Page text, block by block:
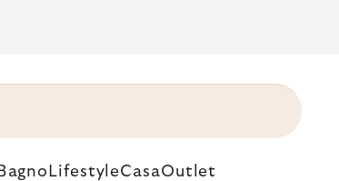
Bagno LifestyleCasaOutlet